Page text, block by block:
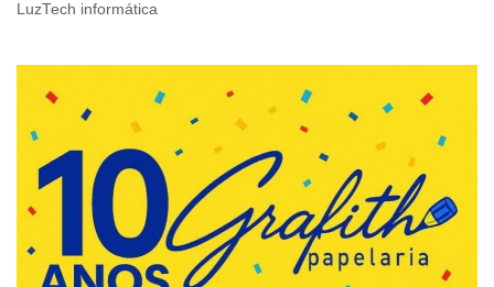
LuzTech informática